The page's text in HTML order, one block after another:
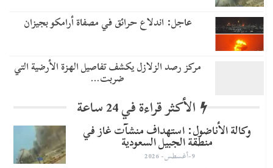
عاجل: اندلاع حرائق في مصفاة أرامكو بجيزان
مركز رصد الزلازل يكشف تفاصيل الهزة الأرضية التي
ضربت…
الأكثر قراءة في 24 ساعة
وكالة الأناضول: استهداف منشآت غاز في
منطقة الجبيل السعودية
9-أغسطس- 2026